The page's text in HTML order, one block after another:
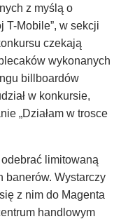
z myślą o
T-Mobile”, w sekcji
czekają
wykonanych
billboardów
w konkursie,
„Działam w trosce
limitowaną
banerów. Wystarczy
z nim do Magenta
handlowym